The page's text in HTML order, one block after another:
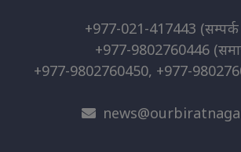
+977-021-417443
+977-9802760446
+977-9802760450, +977-